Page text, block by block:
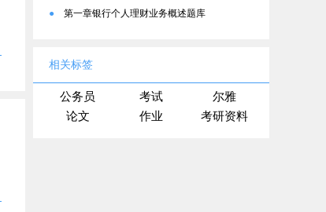
●
第一章银行个人理财业务概述题库
相关标签
公务员 考试
尔雅
论文
作业 考研资料